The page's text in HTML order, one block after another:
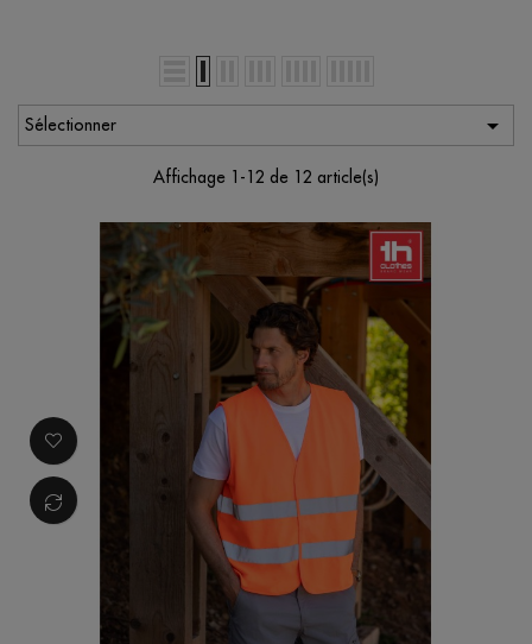
Sélectionner 
Affichage 1-12 de 12 article(s)